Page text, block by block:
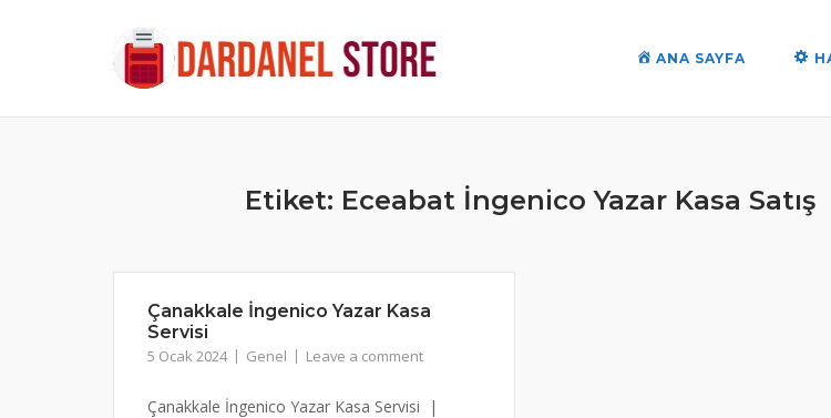
ANA SAYFA
Etiket: Eceabat İngenico Yazar Kasa Satış
Çanakkale İngenico Yazar Kasa
Servisi
5 Ocak 2024 Genel Leave a comment
Çanakkale İngenico Yazar Kasa Servisi |